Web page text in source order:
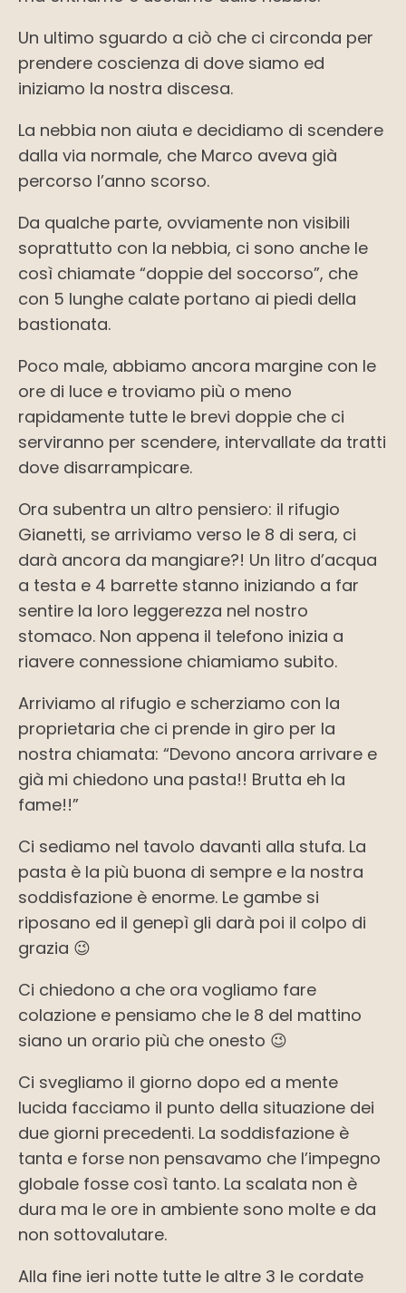
Un ultimo sguardo a ciò che ci circonda per
prendere coscienza di dove siamo ed
iniziamo la nostra discesa.
La nebbia non aiuta e decidiamo di scendere
dalla via normale, che Marco aveva già
percorso l’anno scorso.
Da qualche parte, ovviamente non visibili
soprattutto con la nebbia, ci sono anche le
così chiamate “doppie del soccorso”, che
con 5 lunghe calate portano ai piedi della
bastionata.
Poco male, abbiamo ancora margine con le
ore di luce e troviamo più o meno
rapidamente tutte le brevi doppie che ci
serviranno per scendere, intervallate da tratti
dove disarrampicare.
Ora subentra un altro pensiero: il rifugio
Gianetti, se arriviamo verso le 8 di sera, ci
darà ancora da mangiare?! Un litro d’acqua
a testa e 4 barrette stanno iniziando a far
sentire la loro leggerezza nel nostro
stomaco. Non appena il telefono inizia a
riavere connessione chiamiamo subito.
Arriviamo al rifugio e scherziamo con la
proprietaria che ci prende in giro per la
nostra chiamata: “Devono ancora arrivare e
già mi chiedono una pasta!! Brutta eh la
fame!!”
Ci sediamo nel tavolo davanti alla stufa. La
pasta è la più buona di sempre e la nostra
soddisfazione è enorme. Le gambe si
riposano ed il genepì gli darà poi il colpo di
grazia 😉
Ci chiedono a che ora vogliamo fare
colazione e pensiamo che le 8 del mattino
siano un orario più che onesto 😉
Ci svegliamo il giorno dopo ed a mente
lucida facciamo il punto della situazione dei
due giorni precedenti. La soddisfazione è
tanta e forse non pensavamo che l’impegno
globale fosse così tanto. La scalata non è
dura ma le ore in ambiente sono molte e da
non sottovalutare.
Alla fine ieri notte tutte le altre 3 le cordate